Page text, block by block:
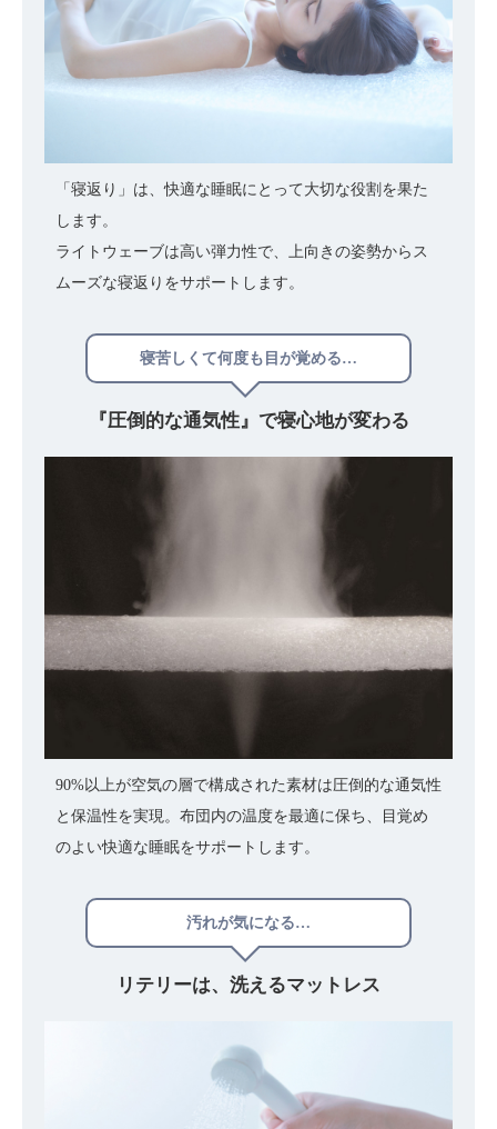
「寝返り」は、快適な睡眠にとって大切な役割を果た
します。
ライトウェーブは高い弾力性で、上向きの姿勢からス
ムーズな寝返りをサポートします。
寝苦しくて何度も目が覚める…
『圧倒的な通気性』で寝心地が変わる
90%以上が空気の層で構成された素材は圧倒的な通気性
と保温性を実現。布団内の温度を最適に保ち、目覚め
のよい快適な睡眠をサポートします。
汚れが気になる…
リテリーは、 洗えるマットレス